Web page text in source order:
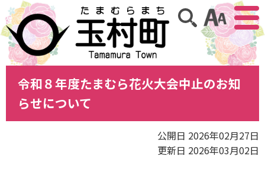
アクセ
サイト内検索
令和８年度たまむら花火大会中止のお知
らせについて
公開日 2026年02月27日
更新日 2026年03月02日